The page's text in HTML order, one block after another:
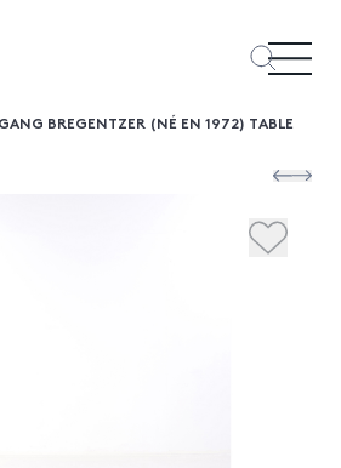
BREGENTZER (NÉ EN 1972) TABLE